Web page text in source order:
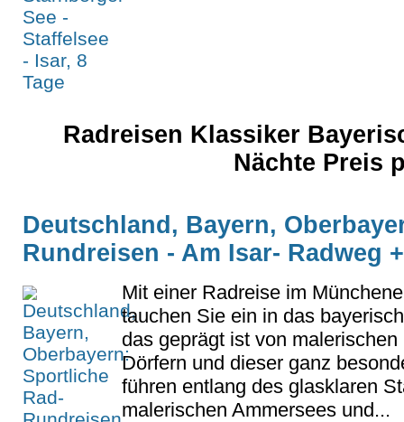
Radreisen Klassiker
Nächte Preis
Deutschland, Bayern,
Rundreisen - Am Isar- Radweg
Mit einer Radreise im
tauchen Sie ein in das
das geprägt ist von
Dörfern und dieser ganz
führen entlang des glasklaren
malerischen Ammersees und...